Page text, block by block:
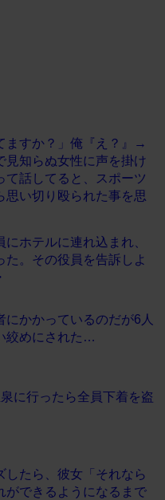
ますか？」俺『え？』→
見知らぬ女性に声を掛け
話してると、スポーツ
思い切り殴られた事を思
ホテルに連れ込まれ、
た。その役員を告訴しよ
にかかっているのだが6人
絞めにされた…
に行ったら全員下着を盗
したら、彼女「それなら
ができるようになるまで